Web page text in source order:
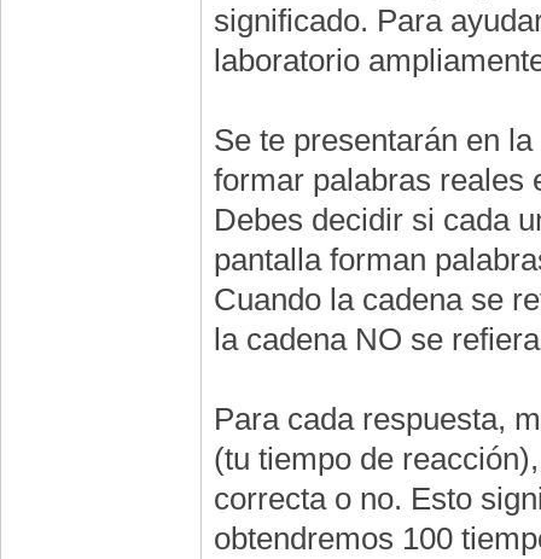
significado. Para
laboratorio
Se te presentarán en
formar palabras reales
Debes decidir si cada
pantalla forman
Cuando la cadena se
la cadena NO se
Para cada respuesta,
(tu tiempo de
correcta o no. Esto
obtendremos 100